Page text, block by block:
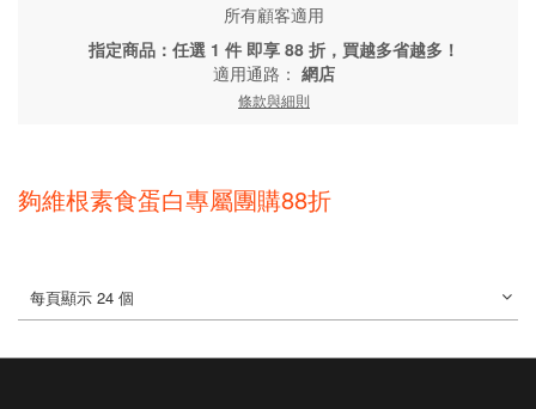
GAIA 超級蛋白全新上市，給你超級力量 ❤️
所有顧客適用
指定商品：任選 1 件 即享 88 折，買越多省越多！
適用通路： 網店
條款與細則
夠維根素食蛋白專屬團購88折
每頁顯示 24 個